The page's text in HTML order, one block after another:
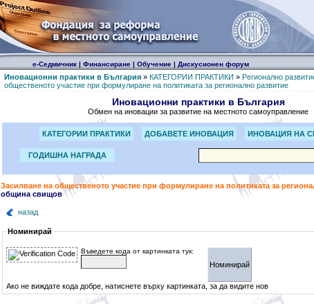
е-Седмичник| Финансиране| Обучение| Дискусионен форум
Иновационни практики в България» КАТЕГОРИИ ПРАКТИКИ » Регионално
общественото участие при формулиране на политиката за регионално развитие
Иновационни практики в България
Обмен на иновации за развитие на местното самоуправление
КАТЕГОРИИ ПРАКТИКИ ДОБАВЕТЕ ИНОВАЦИЯ ИНОВАЦИЯ НА
ГОДИШНА НАГРАДА
Засилване на общественото участие при формулиране на политиката за
община свищов
назад
Номинирай
Въведете кода от картинката тук:
Ако не виждате кода добре, натиснете върху картинката, за да видите нов